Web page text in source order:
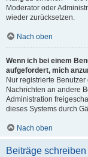
Moderator oder
wieder zurücksetzen.
Nach oben
Wenn ich bei einem
aufgefordert, mich
Nur registrierte
Nachrichten an andere
Administration
dieses Systems durch
Nach oben
Beiträge schreiben